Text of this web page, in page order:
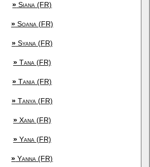
» Siana (FR)
»Soana (FR)
»Syana (FR)
»Tana (FR)
» Tania (FR)
»Tanya (FR)
»Xana (FR)
»Yana (FR)
» Yanna (FR)